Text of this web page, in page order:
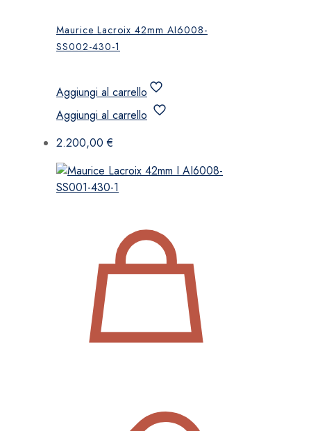
Maurice Lacroix 42mm AI6008-
SS002-430-1
Aggiungi al carrello
Aggiungi al carrello
2.200,00€